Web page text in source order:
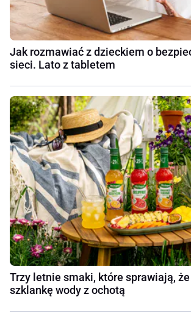
Jak rozmawiać z dzieckiem o
sieci. Lato z tabletem
Trzy letnie smaki, które sprawiają,
szklankę wody z ochotą